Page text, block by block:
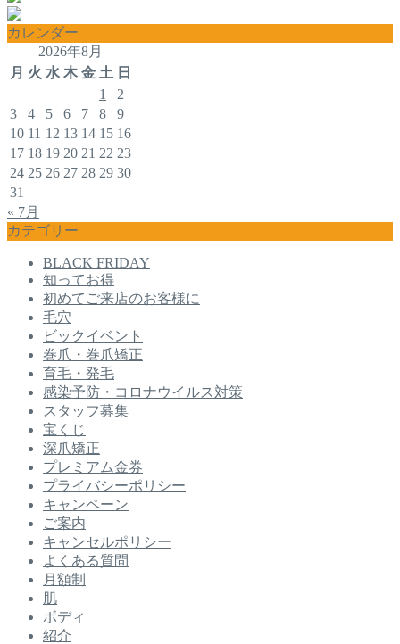
カレンダー
2026年8月
月 火 水 木 金 土 日
1
2
3
4 5 6 7 8
9
10 11 12 13 14 15 16
17 18 19 20 21 22 23
24 25 26 27 28 29 30
31
« 7月
カテゴリー
BLACK FRIDAY
知ってお得
初めてご来店のお客様に
毛穴
ビックイベント
巻爪・巻爪矯正
育毛・発毛
感染予防・コロナウイルス対策
スタッフ募集
宝くじ
深爪矯正
プレミアム金券
プライバシーポリシー
キャンペーン
ご案内
キャンセルポリシー
よくある質問
月額制
肌
ボディ
紹介